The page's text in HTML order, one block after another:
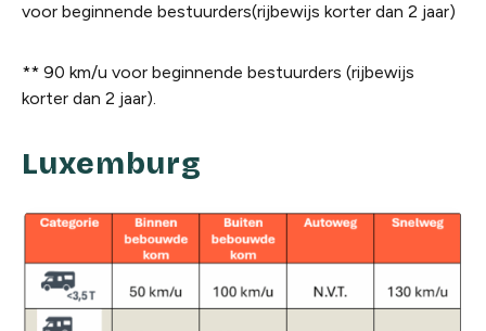
voor beginnende bestuurders(rijbewijs korter dan 2 jaar)
** 90 km/u voor beginnende bestuurders (rijbewijs
korter dan 2 jaar).
Luxemburg